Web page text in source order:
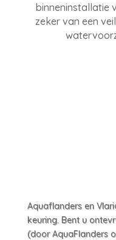
binneninstallatie
zeker van een
Aquaflanders en
keuring. Bent u
(door AquaFlanders